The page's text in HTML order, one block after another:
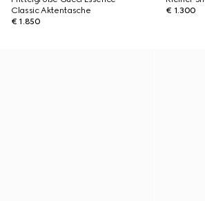
Classic Aktentasche
€ 1.850
€ 1.300